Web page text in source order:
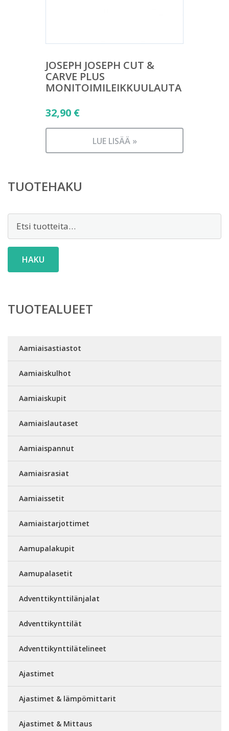
JOSEPH JOSEPH CUT &
CARVE PLUS
MONITOIMILEIKKUULAUTA
32,90 €
LUE LISÄÄ »
TUOTEHAKU
Etsi:
HAKU
TUOTEALUEET
Aamiaisastiastot
Aamiaiskulhot
Aamiaiskupit
Aamiaislautaset
Aamiaispannut
Aamiaisrasiat
Aamiaissetit
Aamiaistarjottimet
Aamupalakupit
Aamupalasetit
Adventtikynttilänjalat
Adventtikynttilät
Adventtikynttilätelineet
Ajastimet
Ajastimet & lämpömittarit
Ajastimet & Mittaus